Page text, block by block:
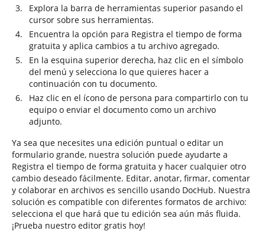
Explora la barra de herramientas superior pasando el
cursor sobre sus herramientas.
Encuentra la opción para Registra el tiempo de forma
gratuita y aplica cambios a tu archivo agregado.
En la esquina superior derecha, haz clic en el símbolo
del menú y selecciona lo que quieres hacer a
continuación con tu documento.
Haz clic en el ícono de persona para compartirlo con tu
equipo o enviar el documento como un archivo
adjunto.
Ya sea que necesites una edición puntual o editar un
formulario grande, nuestra solución puede ayudarte a
Registra el tiempo de forma gratuita y hacer cualquier otro
cambio deseado fácilmente. Editar, anotar, firmar, comentar
y colaborar en archivos es sencillo usando DocHub. Nuestra
solución es compatible con diferentes formatos de archivo:
selecciona el que hará que tu edición sea aún más fluida.
¡Prueba nuestro editor gratis hoy!